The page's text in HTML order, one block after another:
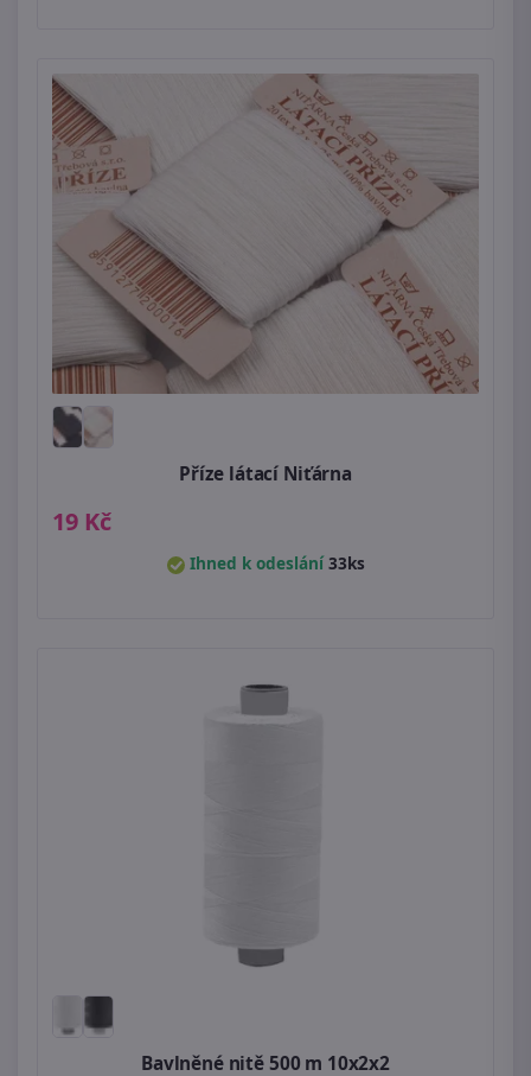
Příze látací Niťárna
19 Kč
Ihned k odeslání33ks
Bavlněné nitě 500 m 10x2x2